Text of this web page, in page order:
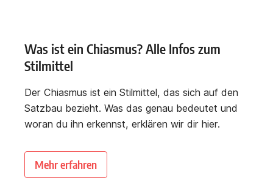
Was ist ein Chiasmus? Alle Infos zum
Stilmittel
Der Chiasmus ist ein Stilmittel, das sich auf den
Satzbau bezieht. Was das genau bedeutet und
woran du ihn erkennst, erklären wir dir hier.
Mehr erfahren